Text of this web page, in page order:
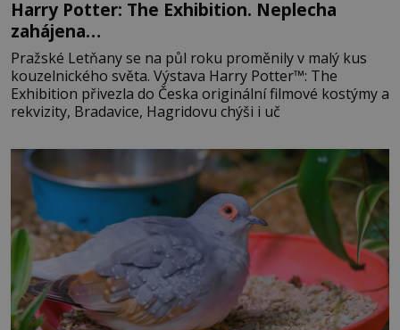
Harry Potter: The Exhibition. Neplecha
zahájena…
Pražské Letňany se na půl roku proměnily v malý kus
kouzelnického světa. Výstava Harry Potter™: The
Exhibition přivezla do Česka originální filmové kostýmy a
rekvizity, Bradavice, Hagridovu chýši i uč